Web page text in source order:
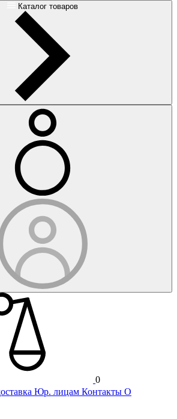
Каталог товаров
0
Юр. лицам Контакты О